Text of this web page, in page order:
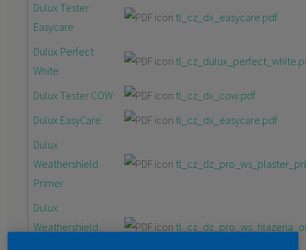
Dulux Tester
Easycare
tl_cz_dx_easycare.pdf
Dulux Perfect
White
Dulux Tester COW
tl_cz_dx_cow.pdf
Dulux EasyCare
tl_cz_dx_easycare.pdf
Dulux
Weathershield
Primer
Dulux
Weathershield